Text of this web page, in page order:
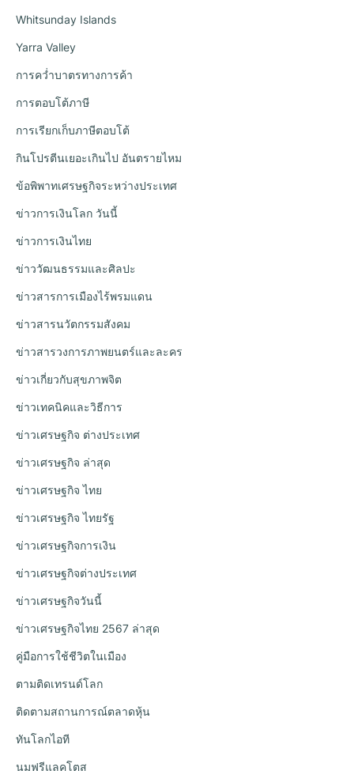
Whitsunday Islands
Yarra Valley
การคว่ำบาตรทางการค้า
การตอบโต้ภาษี
การเรียกเก็บภาษีตอบโต้
กินโปรตีนเยอะเกินไป อันตรายไหม
ข้อพิพาทเศรษฐกิจระหว่างประเทศ
ข่าวการเงินโลก วันนี้
ข่าวการเงินไทย
ข่าววัฒนธรรมและศิลปะ
ข่าวสารการเมืองไร้พรมแดน
ข่าวสารนวัตกรรมสังคม
ข่าวสารวงการภาพยนตร์และละคร
ข่าวเกี่ยวกับสุขภาพจิต
ข่าวเทคนิคและวิธีการ
ข่าวเศรษฐกิจ ต่างประเทศ
ข่าวเศรษฐกิจ ล่าสุด
ข่าวเศรษฐกิจ ไทย
ข่าวเศรษฐกิจ ไทยรัฐ
ข่าวเศรษฐกิจการเงิน
ข่าวเศรษฐกิจต่างประเทศ
ข่าวเศรษฐกิจวันนี้
ข่าวเศรษฐกิจไทย 2567 ล่าสุด
คู่มือการใช้ชีวิตในเมือง
ตามติดเทรนด์โลก
ติดตามสถานการณ์ตลาดหุ้น
ทันโลกไอที
นมฟรีแลคโตส